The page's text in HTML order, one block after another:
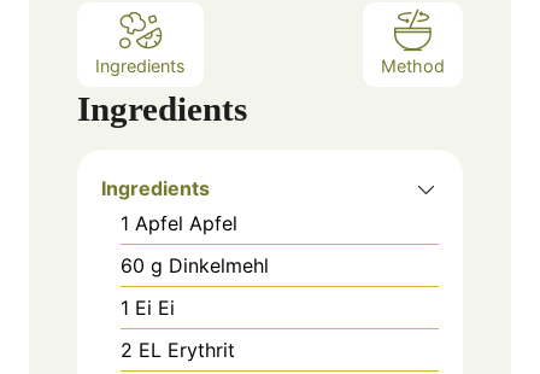
Ingredients Method
Ingredients
Ingredients
1 Apfel Apfel
60 g Dinkelmehl
1 Ei Ei
2 EL Erythrit